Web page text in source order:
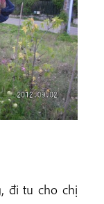
đi tu cho chị